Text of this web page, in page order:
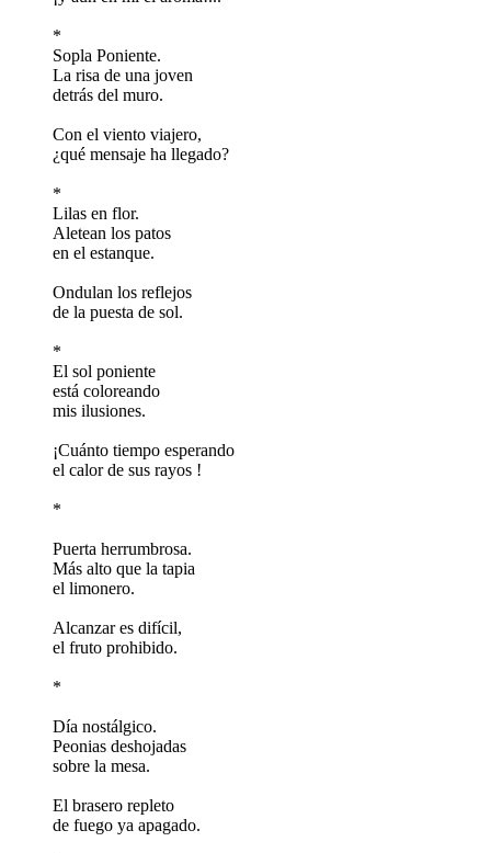
*
Sopla Poniente.
La risa de una joven
detrás del muro.
Con el viento viajero,
¿qué mensaje ha llegado?
*
Lilas en flor.
Aletean los patos
en el estanque.
Ondulan los reflejos
de la puesta de sol.
*
El sol poniente
está coloreando
mis ilusiones.
¡Cuánto tiempo esperando
el calor de sus rayos !
*
Puerta herrumbrosa.
Más alto que la tapia
el limonero.
Alcanzar es difícil,
el fruto prohibido.
*
Día nostálgico.
Peonias deshojadas
sobre la mesa.
El brasero repleto
de fuego ya apagado.